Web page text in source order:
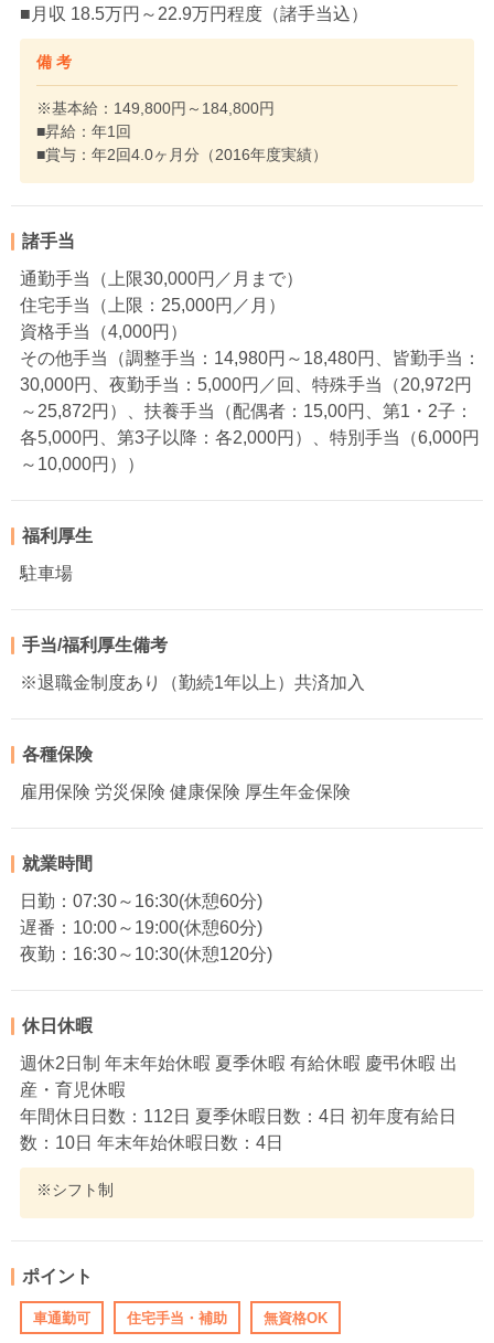
■月収 18.5万円～22.9万円程度（諸手当込）
備 考
※基本給：149,800円～184,800円
■昇給：年1回
■賞与：年2回4.0ヶ月分（2016年度実績）
諸手当
通勤手当（上限30,000円／月まで）
住宅手当（上限：25,000円／月）
資格手当（4,000円）
その他手当（調整手当：14,980円～18,480円、皆勤手当：
30,000円、夜勤手当：5,000円／回、特殊手当（20,972円
～25,872円）、扶養手当（配偶者：15,00円、第1・2子：
各5,000円、第3子以降：各2,000円）、特別手当（6,000円
～10,000円））
福利厚生
駐車場
手当/福利厚生備考
※退職金制度あり（勤続1年以上）共済加入
各種保険
雇用保険 労災保険 健康保険 厚生年金保険
就業時間
日勤：07:30～16:30(休憩60分)
遅番：10:00～19:00(休憩60分)
夜勤：16:30～10:30(休憩120分)
休日休暇
週休2日制 年末年始休暇 夏季休暇 有給休暇 慶弔休暇 出
産・育児休暇
年間休日日数：112日 夏季休暇日数：4日 初年度有給日
数：10日 年末年始休暇日数：4日
※シフト制
ポイント
車通勤可 住宅手当・補助 無資格OK